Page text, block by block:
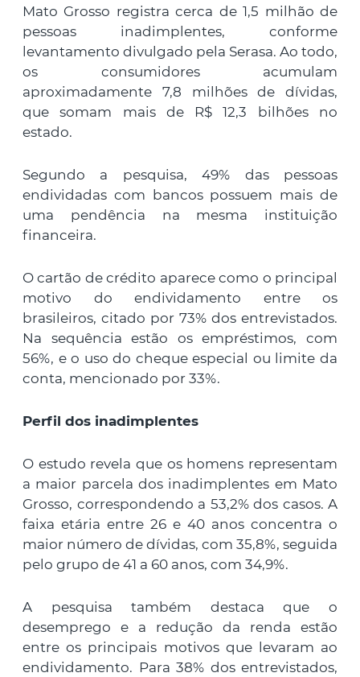
Mato Grosso registra cerca de 1,5 milhão de
pessoas inadimplentes, conforme
levantamento divulgado pela Serasa. Ao todo,
os consumidores acumulam
aproximadamente 7,8 milhões de dívidas,
que somam mais de R$ 12,3 bilhões no
estado.
Segundo a pesquisa, 49% das pessoas
endividadas com bancos possuem mais de
uma pendência na mesma instituição
financeira.
O cartão de crédito aparece como o principal
motivo do endividamento entre os
brasileiros, citado por 73% dos entrevistados.
Na sequência estão os empréstimos, com
56%, e o uso do cheque especial ou limite da
conta, mencionado por 33%.
Perfil dos inadimplentes
O estudo revela que os homens representam
a maior parcela dos inadimplentes em Mato
Grosso, correspondendo a 53,2% dos casos. A
faixa etária entre 26 e 40 anos concentra o
maior número de dívidas, com 35,8%, seguida
pelo grupo de 41 a 60 anos, com 34,9%.
A pesquisa também destaca que o
desemprego e a redução da renda estão
entre os principais motivos que levaram ao
endividamento. Para 38% dos entrevistados,